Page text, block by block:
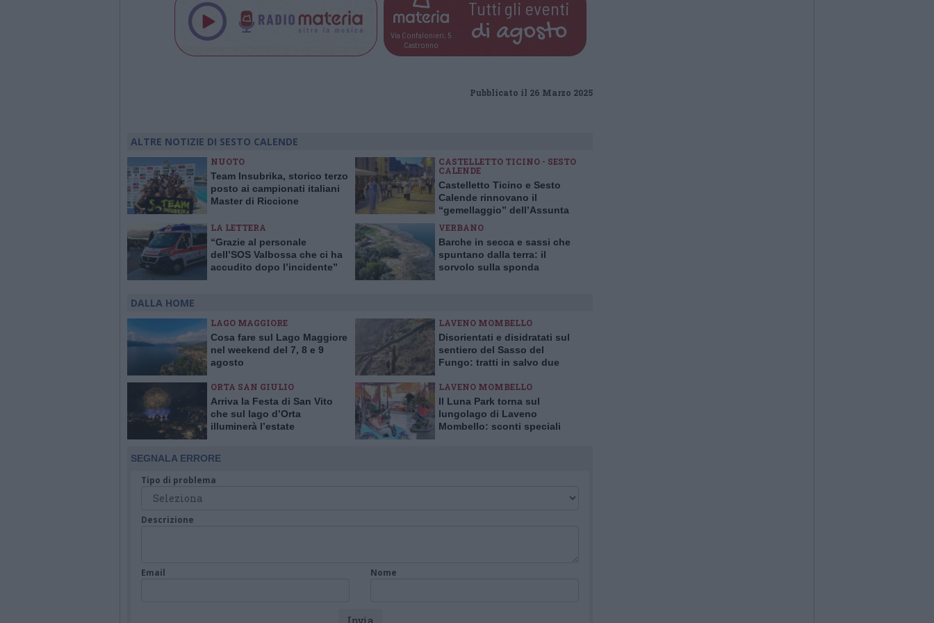
Via Confalonieri, 5
Castronno
Tutti gli eventi
di agosto
Pubblicato il 26 Marzo 2025
ALTRE NOTIZIE DI SESTO CALENDE
NUOTO
Team Insubrika, storico terzo
posto ai campionati italiani
Master di Riccione
CASTELLETTO TICINO - SESTO
CALENDE
Castelletto Ticino e Sesto
Calende rinnovano il
“gemellaggio” dell’Assunta
LA LETTERA
“Grazie al personale
dell’SOS Valbossa che ci ha
accudito dopo l’incidente”
VERBANO
Barche in secca e sassi che
spuntano dalla terra: il
sorvolo sulla sponda
DALLA HOME
LAGO MAGGIORE
Cosa fare sul Lago Maggiore
nel weekend del 7, 8 e 9
agosto
LAVENO MOMBELLO
Disorientati e disidratati sul
sentiero del Sasso del
Fungo: tratti in salvo due
ORTA SAN GIULIO
Arriva la Festa di San Vito
che sul lago d’Orta
illuminerà l’estate
LAVENO MOMBELLO
Il Luna Park torna sul
lungolago di Laveno
Mombello: sconti speciali
SEGNALA ERRORE
Tipo di problema
Descrizione
Email Nome